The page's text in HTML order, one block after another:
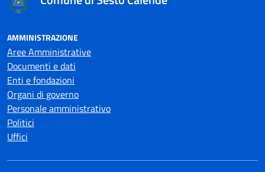
AMMINISTRAZIONE
Aree Amministrative
Documenti e dati
Enti e fondazioni
Organi di governo
Personale amministrativo
Politici
Uffici